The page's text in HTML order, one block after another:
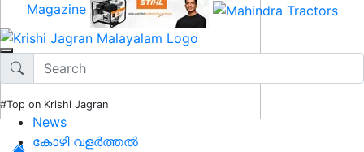
Magazine
#Top on Krishi Jagran
News
കോഴി വളർത്തൽ